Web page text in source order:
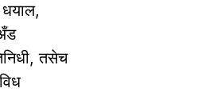
तसेच